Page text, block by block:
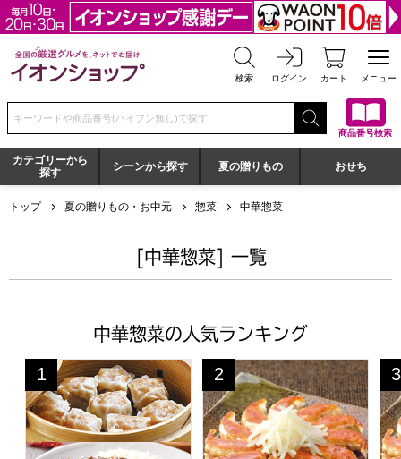
全国の厳選グルメを、ネットでお届け イオンショップ
検索 ログイン カート メニュー
検索キーワードまたは商品番号を入力してください
商品番号検索
カテゴリーから
探す
シーンから探す 夏の贈りもの おせち
トップ 夏の贈りもの・お中元 惣菜 中華惣菜
[中華惣菜] 一覧
中華惣菜の人気ランキング
崎陽軒 シウマイとカレー横濱セット【夏の贈りもの・お
1
位
五味八珍 浜松餃子・もち豚
2
位 3
位